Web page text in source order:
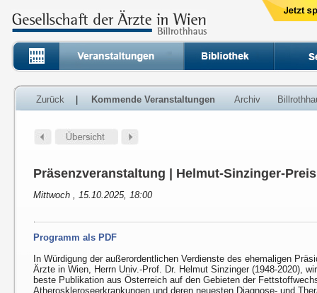
Zurück Kommende Veranstaltungen Archiv
Präsenzveranstaltung | Helmut-Sinzinger-
Mittwoch , 15.10.2025, 18:00
Programm als PDF
In Würdigung der außerordentlichen Verdienste des ehemaligen
Ärzte in Wien, Herrn Univ.-Prof. Dr. Helmut Sinzinger (1948-2020),
beste Publikation aus Österreich auf den Gebieten der
Atheroskleroseerkrankungen und deren neuesten Diagnose- und